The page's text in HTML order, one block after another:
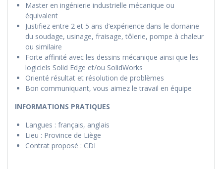
Master en ingénierie industrielle mécanique ou
équivalent
Justifiez entre 2 et 5 ans d’expérience dans le domaine
du soudage, usinage, fraisage, tôlerie, pompe à chaleur
ou similaire
Forte affinité avec les dessins mécanique ainsi que les
logiciels Solid Edge et/ou SolidWorks
Orienté résultat et résolution de problèmes
Bon communiquant, vous aimez le travail en équipe
INFORMATIONS PRATIQUES
Langues : français, anglais
Lieu : Province de Liège
Contrat proposé : CDI